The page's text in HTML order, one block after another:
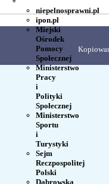
niepelnosprawni.pl
ipon.pl
Miejski
Ośrodek
Pomocy
Społecznej
Ministerstwo
Pracy
i
Polityki
Społecznej
Ministerstwo
Sportu
i
Turystyki
Sejm
Reczpospolitej
Polski
Dąbrowska